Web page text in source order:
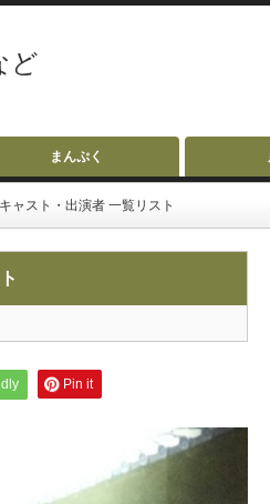
ど
まんぷく
ャスト・出演者 一覧リスト
Pin it